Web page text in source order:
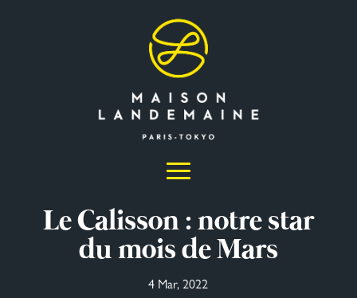
Le Calisson : notre star
du mois de Mars
4 Mar, 2022